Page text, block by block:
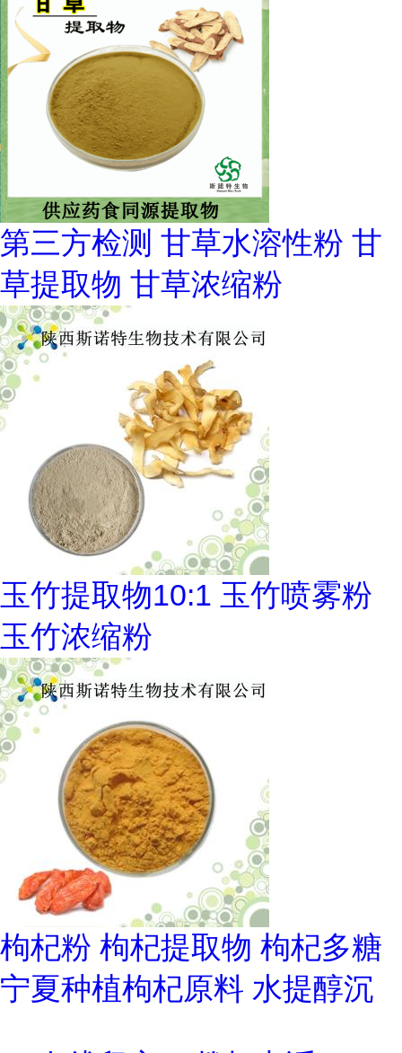
第三方检测 甘草水溶性粉 甘
草提取物 甘草浓缩粉
玉竹提取物10:1 玉竹喷雾粉
玉竹浓缩粉
枸杞粉 枸杞提取物 枸杞多糖
宁夏种植枸杞原料 水提醇沉